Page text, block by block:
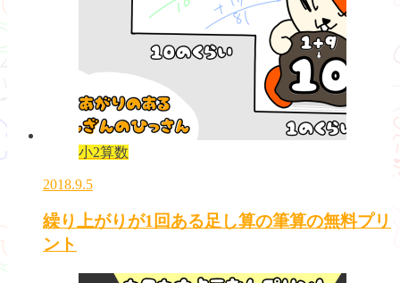
小2算数
2018.9.5
繰り上がりが1回ある足し算の筆算の無料プリ
ント